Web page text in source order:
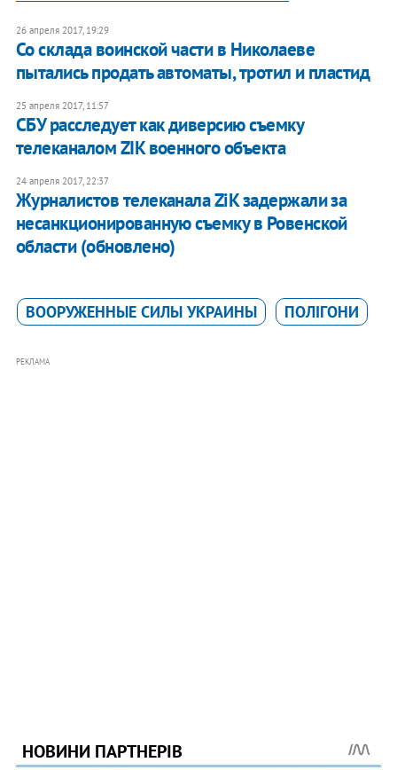
26 апреля 2017, 19:29
Со склада воинской части в Николаеве
пытались продать автоматы, тротил и пластид
25 апреля 2017, 11:57
СБУ расследует как диверсию съемку
телеканалом ZIK военного объекта
24 апреля 2017, 22:37
Журналистов телеканала ZiK задержали за
несанкционированную съемку в Ровенской
области (обновлено)
ВООРУЖЕННЫЕ СИЛЫ УКРАИНЫ ПОЛІГОНИ
РЕКЛАМА